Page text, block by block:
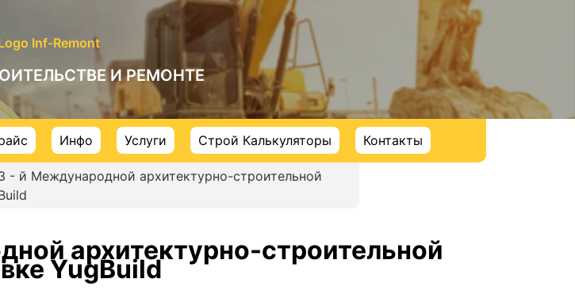
И РЕМОНТЕ
Инфо Услуги Строй Калькуляторы Контакты
- й Международной архитектурно-строительной
архитектурно-строительной
YugBuild